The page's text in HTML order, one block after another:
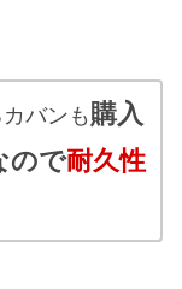
バンも購入
ので耐久性